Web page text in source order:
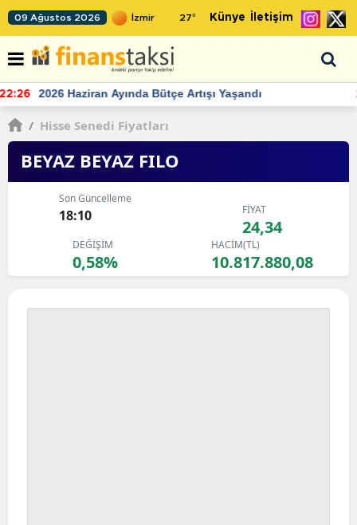
09 Ağustos 2026 27° Künye İletişim
22:24 TCMB'nin rezervlerinde artan momentum devam ediyor
/ Hisse Senedi Fiyatları
BEYAZ BEYAZ FILO
Son Güncelleme
18:10 FİYAT
24,34
DEĞİŞİM
0,58%
HACİM(TL)
10.817.880,08